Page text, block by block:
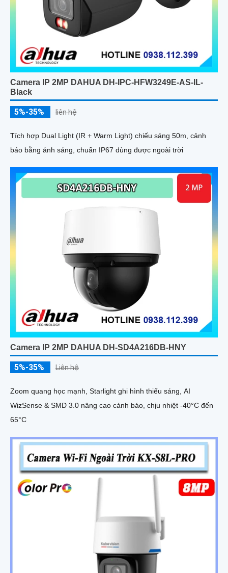
Camera IP 2MP DAHUA DH-IPC-HFW3249E-AS-IL-
Black
5%-35% liên hệ
Tích hợp Dual Light (IR + Warm Light) chiếu sáng 50m, cảnh
báo bằng ánh sáng, chuẩn IP67 dùng được ngoài trời
Camera IP 2MP DAHUA DH-SD4A216DB-HNY
5%-35% Liên hệ
Zoom quang học mạnh, Starlight ghi hình thiếu sáng, AI
WizSense & SMD 3.0 nâng cao cảnh báo, chịu nhiệt -40°C đến
65°C